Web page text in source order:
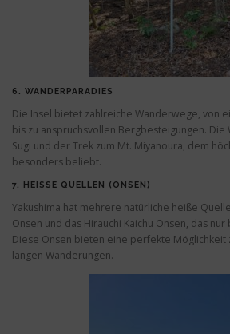
6. WANDERPARADIES
Die Insel bietet zahlreiche Wanderwege, von
bis zu anspruchsvollen Bergbesteigungen. Die
Sugi und der Trek zum Mt. Miyanoura, dem
besonders beliebt.
7. HEISSE QUELLEN (ONSEN)
Yakushima hat mehrere natürliche heiße
Onsen und das Hirauchi Kaichu Onsen, das
Diese Onsen bieten eine perfekte Möglichkeit
langen Wanderungen.